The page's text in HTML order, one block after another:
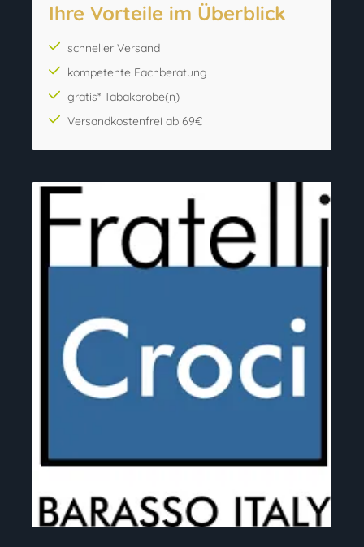
Ihre Vorteile im Überblick
schneller Versand
kompetente Fachberatung
gratis* Tabakprobe(n)
Versandkostenfrei ab 69€